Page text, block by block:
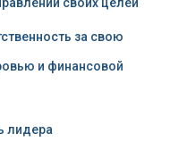
за свою
и финансовой
лидера